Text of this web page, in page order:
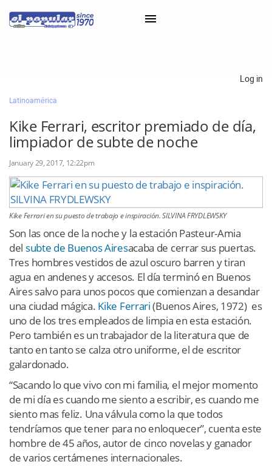
Classifieds
Categorías
Iniciar sesión con Clascal
×
Log in
Latinoamérica
Kike Ferrari, escritor premiado de día,
limpiador de subte de noche
January 29, 2017, 12:22pm
Kike Ferrari en su puesto de trabajo e inspiración. SILVINA FRYDLEWSKY
Son las once de la noche y la estación Pasteur-Amia
del subte de Buenos Airesacaba de cerrar sus puertas.
Tres hombres vestidos de azul oscuro barren y tiran
agua en andenes y accesos. El día terminó en Buenos
Aires salvo para unos pocos que comienzan a desandar
una ciudad mágica. Kike Ferrari(Buenos Aires, 1972) es
uno de los tres empleados de limpia en esta estación.
Pero también es un trabajador de la literatura que de
tanto en tanto se calza otro uniforme, el de escritor
galardonado.
“Sacando lo que vivo con mi familia, el mejor momento
de mi día es cuando me siento a escribir, es cuando me
siento mas feliz. Una válvula como la que todos
tendríamos que tener para no enloquecer”, cuenta este
hombre de 45 años, autor de cinco novelas y ganador
de varios certámenes internacionales.